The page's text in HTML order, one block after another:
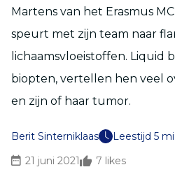
Martens van het Erasmus
speurt met zijn team naar
lichaamsvloeistoffen. Liquid
biopten, vertellen hen veel
en zijn of haar tumor.
Berit Sinterniklaas
Leestijd 5
21 juni 2021
7 likes